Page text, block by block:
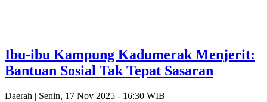
Ibu-ibu Kampung Kadumerak Menjerit:
Bantuan Sosial Tak Tepat Sasaran
Daerah | Senin, 17 Nov 2025 - 16:30 WIB